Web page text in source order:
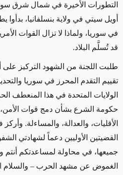
التطورات الأخيرة في شمال شرق
أويل سيتي في ولاية بنسلفانيا،
في سوريا، ولماذا لا تزال القوات
قد تُسلَّم البلاد.
طلبت اللجنة من الشهود التركيز على
تقييم التقدم المحرز في سوريا
الولايات المتحدة في هذا المنعطف
حكومة الشرع بشأن دمج قوات
الأقليات، والعدالة، والمساءلة.
القضيتين الأوليين دعماً لشهادتي
جميعها، في محاولة لمساعدتكم
الغموض عن مشهد الحرب – والسلام